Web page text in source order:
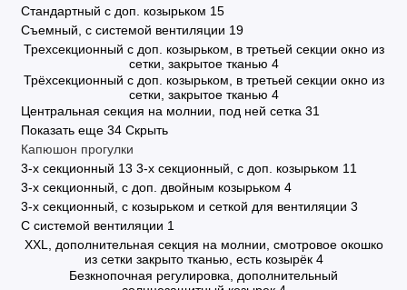
Стандартный с доп. козырьком 15
Съемный, с системой вентиляции 19
Трехсекционный с доп. козырьком, в третьей секции окно из
сетки, закрытое тканью 4
Трёхсекционный с доп. козырьком, в третьей секции окно из
сетки, закрытое тканью 4
Центральная секция на молнии, под ней сетка 31
Показать еще 34 Скрыть
Капюшон прогулки
3-х секционный 13 3-х секционный, с доп. козырьком 11
3-х секционный, с доп. двойным козырьком 4
3-х секционный, с козырьком и сеткой для вентиляции 3
C системой вентиляции 1
XXL, дополнительная секция на молнии, смотровое окошко
из сетки закрыто тканью, есть козырёк 4
Безкнопочная регулировка, дополнительный